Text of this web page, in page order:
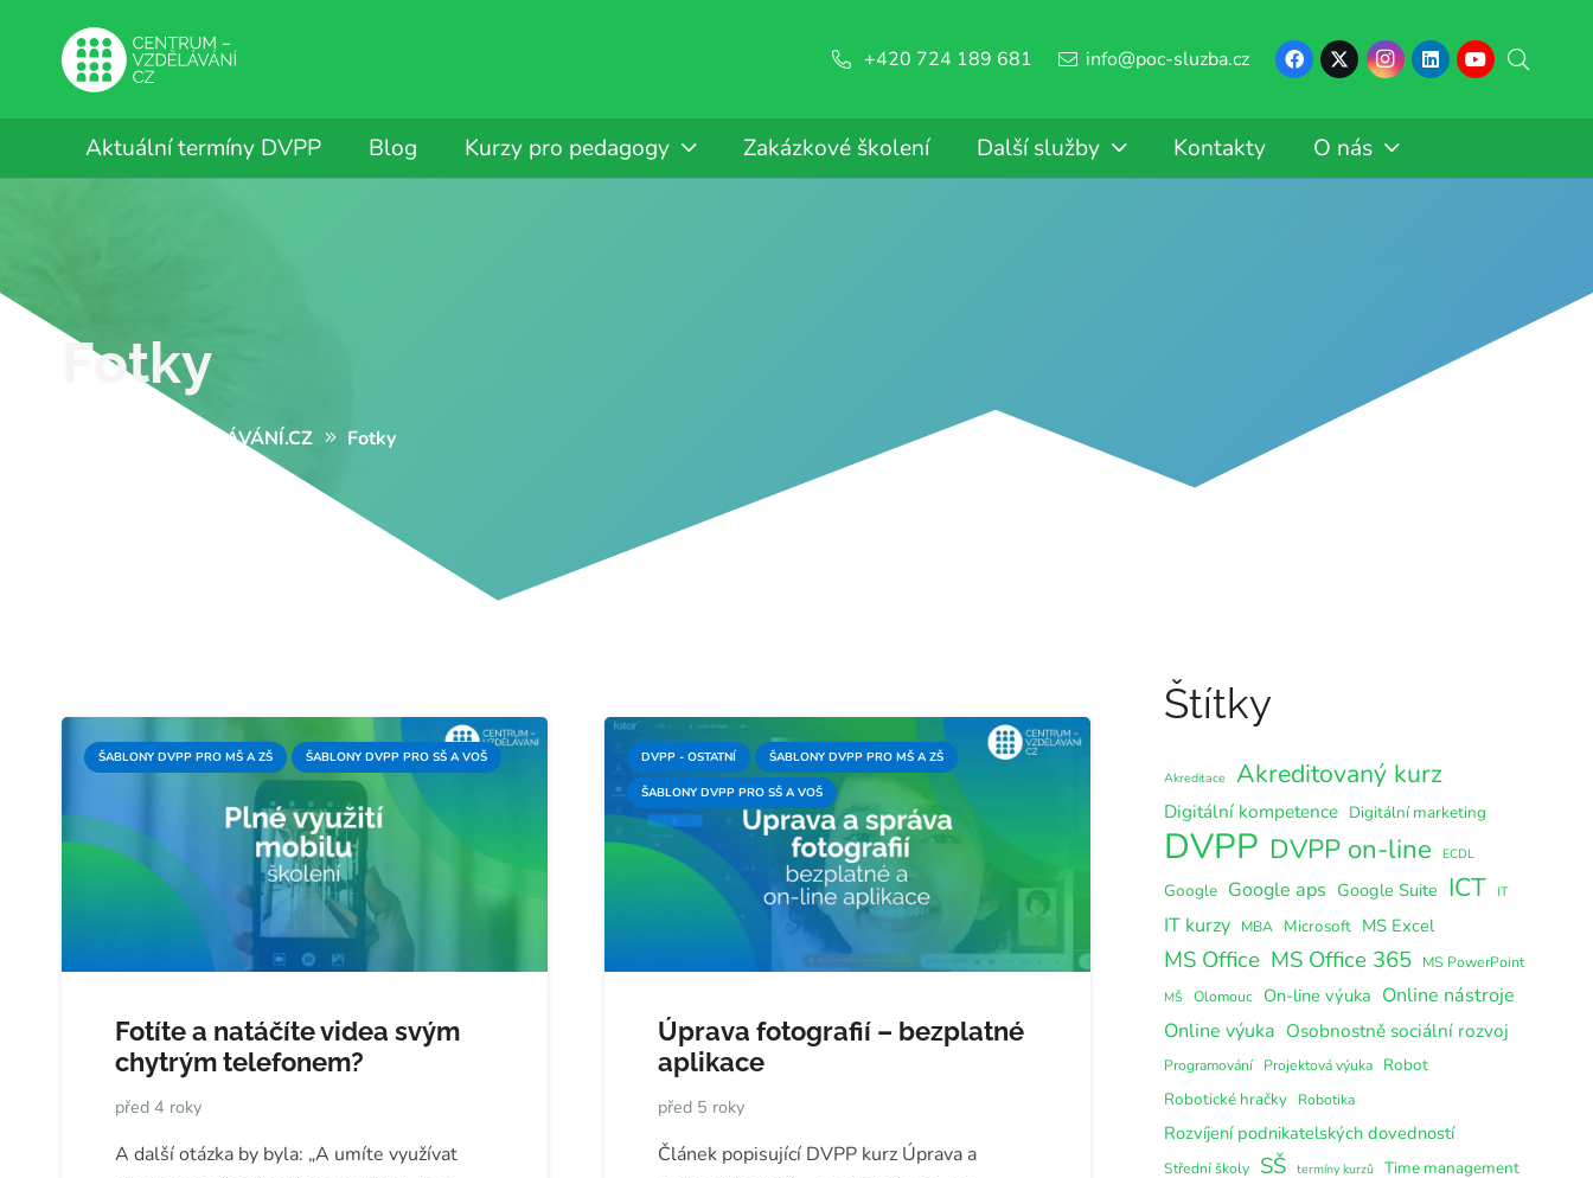
+420 724 189 681 info@poc-sluzba.cz
Aktuální termíny DVPP Blog Kurzy pro pedagogy Zakázkové školení Další služby Kontakty O nás
Fotky
CENTRUM-VZDĚLÁVÁNÍ.CZ Fotky
ŠABLONY DVPP PRO MŠ A ZŠ ŠABLONY DVPP PRO SŠ A VOŠ
Fotíte a natáčíte videa svým
chytrým telefonem?
před 4 roky
A další otázka by byla: „A umíte využívat
DVPP - OSTATNÍ ŠABLONY DVPP PRO MŠ A ZŠ
ŠABLONY DVPP PRO SŠ A VOŠ
Úprava fotografií – bezplatné
aplikace
před 5 roky
Článek popisující DVPP kurz Úprava a
Štítky
Akreditace Akreditovaný kurz
Digitální kompetence Digitální marketing
DVPP DVPP on-line ECDL
Google Google aps Google Suite ICT IT
IT kurzy MBA Microsoft MS Excel
MS Office MS Office 365 MS PowerPoint
MŠ Olomouc On-line výuka Online nástroje
Online výuka Osobnostně sociální rozvoj
Programování Projektová výuka
Robot
Robotické hračky
Robotika
Rozvíjení podnikatelských dovedností
Střední školy SŠ termíny kurzů Time management